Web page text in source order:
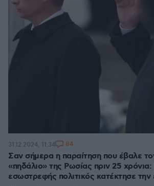
Σαν σήμερα η παραίτηση που έβαλε
«πηδάλιο» της Ρωσίας πριν 25
εσωστρεφής πολιτικός κατέκτησε την
31.12.2024, 11:34 84